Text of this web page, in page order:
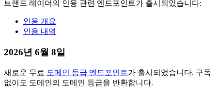
브랜드 레이더의 인용 관련 엔드포인트가 출시되었습니다:
인용 개요
인용 내역
2026년 6월 8일
새로운 무료 도메인 등급 엔드포인트가 출시되었습니다. 구독
없이도 도메인의 도메인 등급을 반환합니다.